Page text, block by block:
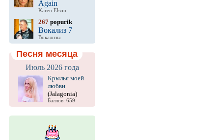
Again
Karen Elson
267 popurik
Вокализ 7
Вокализы
Песня месяца
Июль 2026 года
Крылья моей
любви
(Jalagonia)
Баллов: 659